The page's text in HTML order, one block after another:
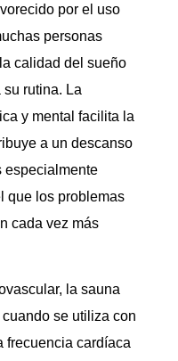
por el uso
personas
calidad del sueño
rutina. La
y mental facilita la
a un descanso
especialmente
que los problemas
cada vez más
la sauna
se utiliza con
frecuencia cardíaca